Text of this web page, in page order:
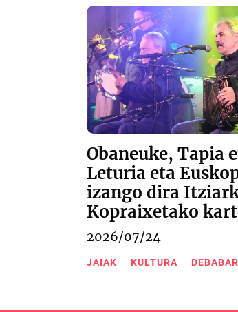
Obaneuke, Tapia
Leturia eta
izango dira
Kopraixetako
2026/07/24
JAIAK KULTURA